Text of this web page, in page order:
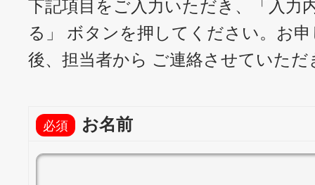
下記項目をご入力いただき、「入力
る」 ボタンを押してください。 お
後、担当者から ご連絡させていただ
お名前